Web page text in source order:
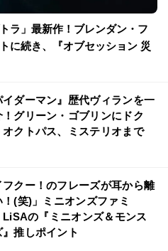
ラ」最新作！ブレンダン・フ
に続き、『オブセッション 災
イダーマン』歴代ヴィランを一
！グリーン・ゴブリンにドク
オクトパス、ミステリオまで
フクー！のフレーズが耳から離
(笑)」ミニオンズファミ
LiSAの『ミニオンズ＆モンス
』推しポイント